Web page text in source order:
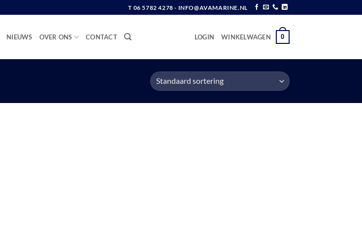
T 06 5782 4278 - INFO@AVAMARINE.NL
NIEUWS OVER ONS CONTACT LOGIN WINKELWAGEN 0